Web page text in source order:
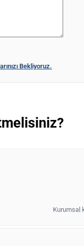
Bekliyoruz.
Kurumsal